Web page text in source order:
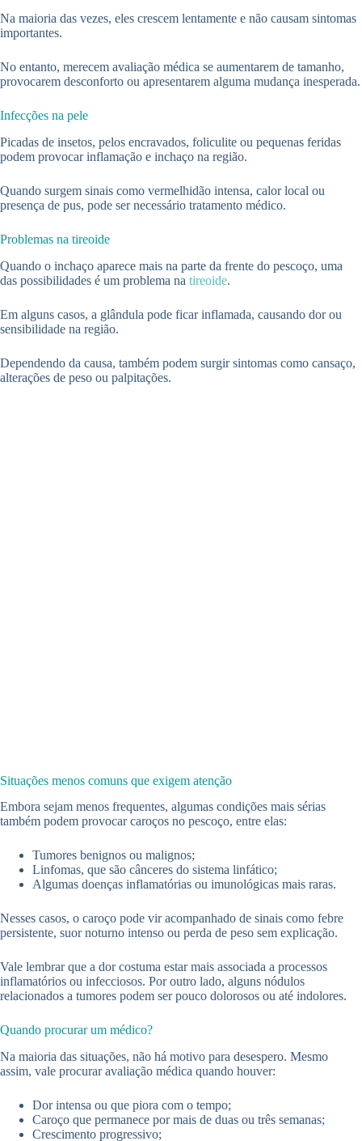
Na maioria das vezes, eles crescem lentamente e não causam sintomas
importantes.
No entanto, merecem avaliação médica se aumentarem de tamanho,
provocarem desconforto ou apresentarem alguma mudança inesperada.
Infecções na pele
Picadas de insetos, pelos encravados, foliculite ou pequenas feridas
podem provocar inflamação e inchaço na região.
Quando surgem sinais como vermelhidão intensa, calor local ou
presença de pus, pode ser necessário tratamento médico.
Problemas na tireoide
Quando o inchaço aparece mais na parte da frente do pescoço, uma
das possibilidades é um problema na tireoide.
Em alguns casos, a glândula pode ficar inflamada, causando dor ou
sensibilidade na região.
Dependendo da causa, também podem surgir sintomas como cansaço,
alterações de peso ou palpitações.
Situações menos comuns que exigem atenção
Embora sejam menos frequentes, algumas condições mais sérias
também podem provocar caroços no pescoço, entre elas:
Tumores benignos ou malignos;
Linfomas, que são cânceres do sistema linfático;
Algumas doenças inflamatórias ou imunológicas mais raras.
Nesses casos, o caroço pode vir acompanhado de sinais como febre
persistente, suor noturno intenso ou perda de peso sem explicação.
Vale lembrar que a dor costuma estar mais associada a processos
inflamatórios ou infecciosos. Por outro lado, alguns nódulos
relacionados a tumores podem ser pouco dolorosos ou até indolores.
Quando procurar um médico?
Na maioria das situações, não há motivo para desespero. Mesmo
assim, vale procurar avaliação médica quando houver:
Dor intensa ou que piora com o tempo;
Caroço que permanece por mais de duas ou três semanas;
Crescimento progressivo;